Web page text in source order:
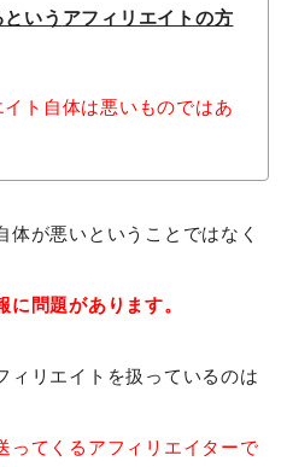
いう アフィリエイトの方
ト自体は悪いものではあ
体が悪いということではなく
問題があります。
ィリエイトを扱っているのは
ってくるアフィリエイターで